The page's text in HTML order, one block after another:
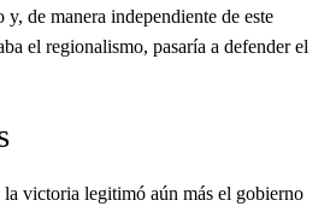
de manera independiente de este
el regionalismo, pasaría a defender el
victoria legitimó aún más el gobierno